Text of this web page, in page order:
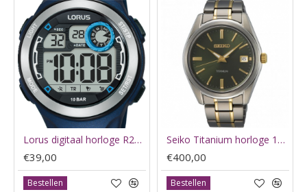
Lorus digitaal horloge R2383NX9 - 64178
€39,00
Bestellen
Seiko Titanium horloge 10bar safier - 62048
€400,00
Bestellen